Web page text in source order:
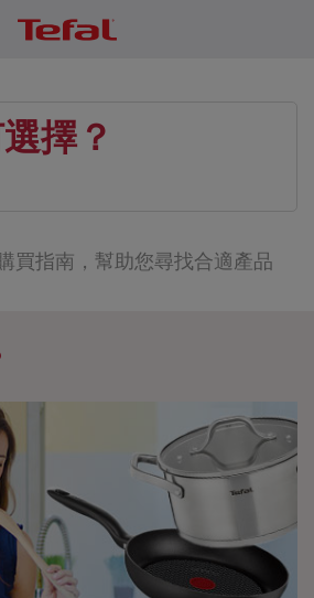
擇？
買指南，幫助您尋找合適產品